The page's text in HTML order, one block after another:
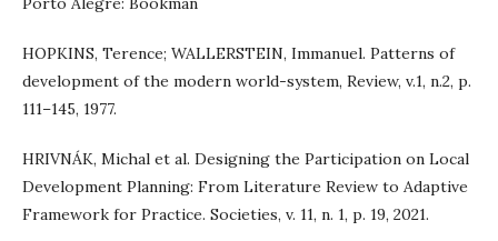
HOPKINS, Terence; WALLERSTEIN, Immanuel. Patterns of
development of the modern world-system, Review, v.1, n.2, p.
111–145, 1977.
HRIVNÁK, Michal et al. Designing the Participation on Local
Development Planning: From Literature Review to Adaptive
Framework for Practice. Societies, v. 11, n. 1, p. 19, 2021.